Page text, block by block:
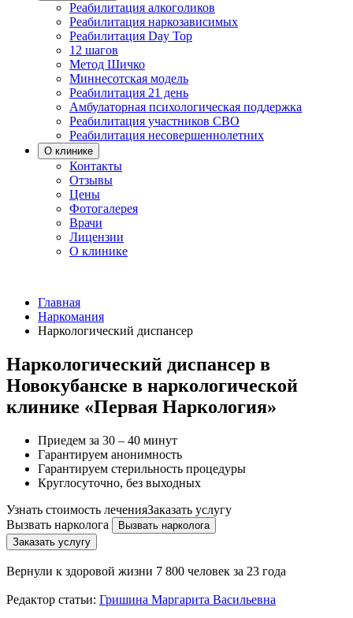
Реабилитация алкоголиков
Реабилитация наркозависимых
Реабилитация Day Top
12 шагов
Метод Шичко
Миннесотская модель
Реабилитация 21 день
Амбулаторная психологическая поддержка
Реабилитация участников СВО
Реабилитация несовершеннолетних
О клинике
Контакты
Отзывы
Цены
Фотогалерея
Врачи
Лицензии
О клинике
Главная
Наркомания
Наркологический диспансер
Наркологический диспансер в
Новокубанске в наркологической
клинике «Первая Наркология»
Приедем за 30 – 40 минут
Гарантируем анонимность
Гарантируем стерильность процедуры
Круглосуточно, без выходных
Узнать стоимость леченияЗаказать услугу
Вызвать нарколога
Вызвать нарколога
Заказать услугу
Вернули к здоровой жизни 7 800 человек за 23 года
Редактор статьи: Гришина Маргарита Васильевна